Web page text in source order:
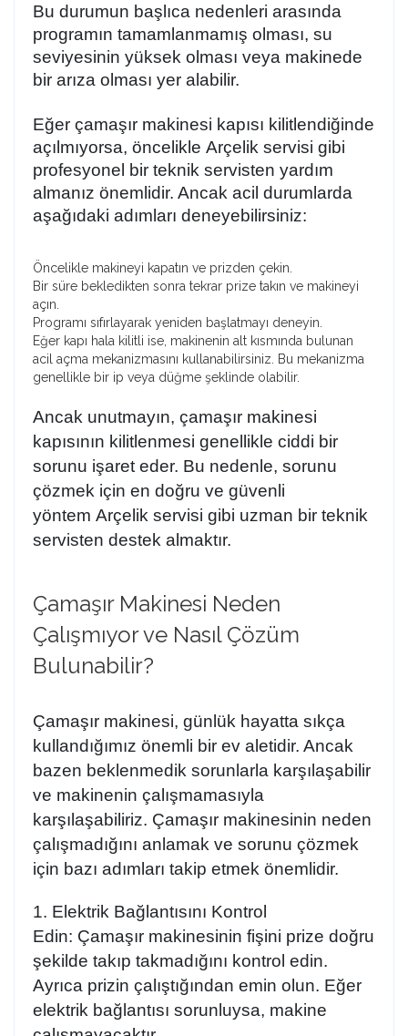
Bu durumun başlıca nedenleri arasında
programın tamamlanmamış olması, su
seviyesinin yüksek olması veya makinede
bir arıza olması yer alabilir.
Eğer çamaşır makinesi kapısı kilitlendiğinde
açılmıyorsa, öncelikle Arçelik servisi gibi
profesyonel bir teknik servisten yardım
almanız önemlidir. Ancak acil durumlarda
aşağıdaki adımları deneyebilirsiniz:
Öncelikle makineyi kapatın ve prizden çekin.
Bir süre bekledikten sonra tekrar prize takın ve makineyi
açın.
Programı sıfırlayarak yeniden başlatmayı deneyin.
Eğer kapı hala kilitli ise, makinenin alt kısmında bulunan
acil açma mekanizmasını kullanabilirsiniz. Bu mekanizma
genellikle bir ip veya düğme şeklinde olabilir.
Ancak unutmayın, çamaşır makinesi
kapısının kilitlenmesi genellikle ciddi bir
sorunu işaret eder. Bu nedenle, sorunu
çözmek için en doğru ve güvenli
yöntem Arçelik servisi gibi uzman bir teknik
servisten destek almaktır.
Çamaşır Makinesi Neden
Çalışmıyor ve Nasıl Çözüm
Bulunabilir?
Çamaşır makinesi, günlük hayatta sıkça
kullandığımız önemli bir ev aletidir. Ancak
bazen beklenmedik sorunlarla karşılaşabilir
ve makinenin çalışmamasıyla
karşılaşabiliriz. Çamaşır makinesinin neden
çalışmadığını anlamak ve sorunu çözmek
için bazı adımları takip etmek önemlidir.
1. Elektrik Bağlantısını Kontrol
Edin: Çamaşır makinesinin fişini prize doğru
şekilde takıp takmadığını kontrol edin.
Ayrıca prizin çalıştığından emin olun. Eğer
elektrik bağlantısı sorunluysa, makine